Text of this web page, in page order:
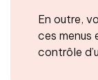
En outre,
ces menus
contrôle